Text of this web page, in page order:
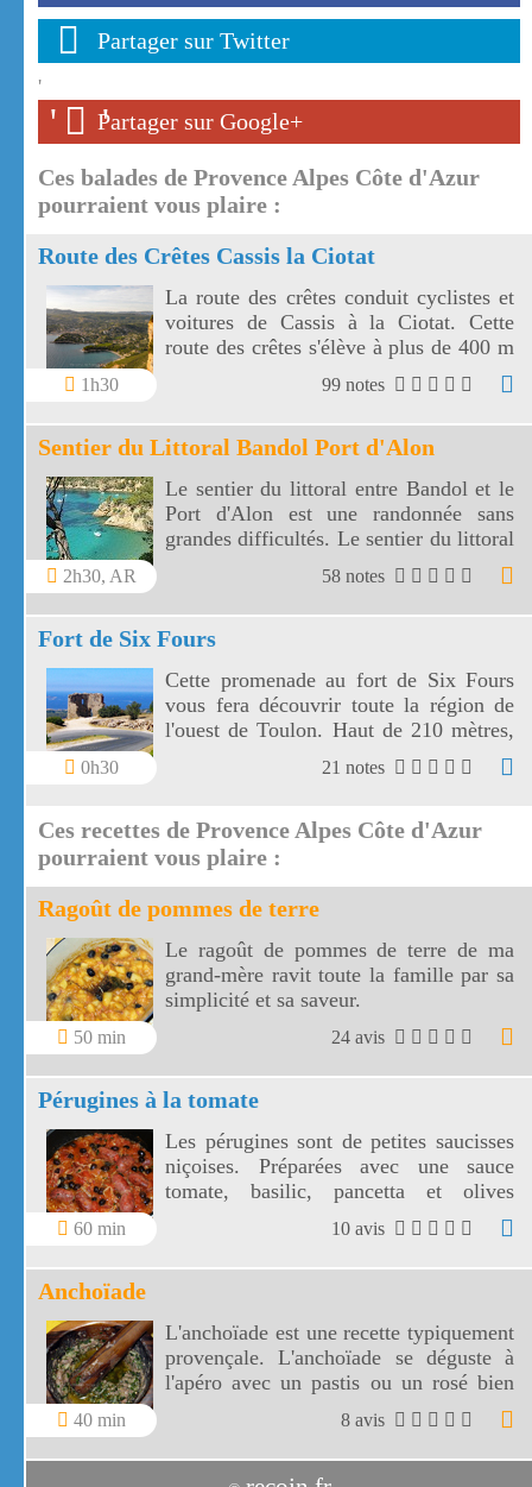
Partager sur Twitter
'
' '
Partager sur Google+
Ces balades de Provence Alpes Côte d'Azur
pourraient vous plaire :
Route des Crêtes Cassis la Ciotat
1h30
La route des crêtes conduit cyclistes et
voitures de Cassis à la Ciotat. Cette
route des crêtes s'élève à plus de 400 m
et surplombe la mer au travers plusieurs
99 notes
Sentier du Littoral Bandol Port d'Alon
2h30, AR
Le sentier du littoral entre Bandol et le
Port d'Alon est une randonnée sans
grandes difficultés. Le sentier du littoral
Bandol Port d'Alon offre des paysages
58 notes
Fort de Six Fours
0h30
Cette promenade au fort de Six Fours
vous fera découvrir toute la région de
l'ouest de Toulon. Haut de 210 mètres,
le fort de Six Fours vous offre un vaste
panorama vers une côte découpée, des
de Marseille.
21 notes
Ces recettes de Provence Alpes Côte d'Azur
pourraient vous plaire :
Ragoût de pommes de terre
50 min
Le ragoût de pommes de terre de ma
grand-mère ravit toute la famille par sa
simplicité et sa saveur.
24 avis
Pérugines à la tomate
60 min
Les pérugines sont de petites saucisses
niçoises. Préparées avec une sauce
tomate, basilic, pancetta et olives
niçoises, vos pérugines vont
accompagner divinement vos pâtes
fraîches!
10 avis
Anchoïade
40 min
L'anchoïade est une recette typiquement
provençale. L'anchoïade se déguste à
l'apéro avec un pastis ou un rosé bien
8 avis